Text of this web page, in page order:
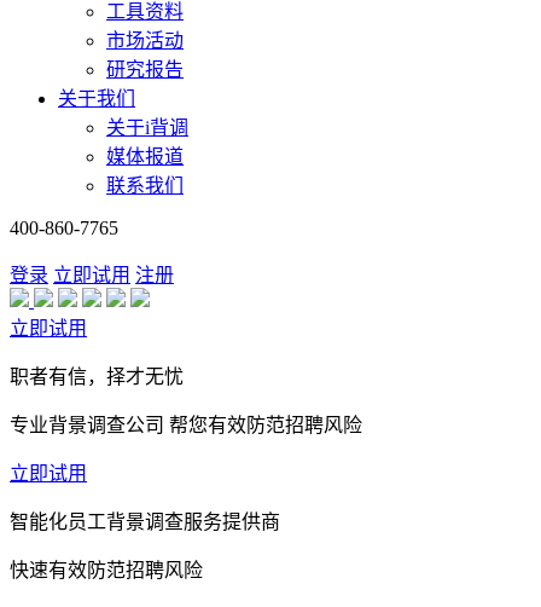
工具资料
市场活动
研究报告
关于我们
关于i背调
媒体报道
联系我们
400-860-7765
登录 立即试用 注册
立即试用
职者有信，择才无忧
专业背景调查公司 帮您有效防范招聘风险
立即试用
智能化员工背景调查服务提供商
快速有效防范招聘风险